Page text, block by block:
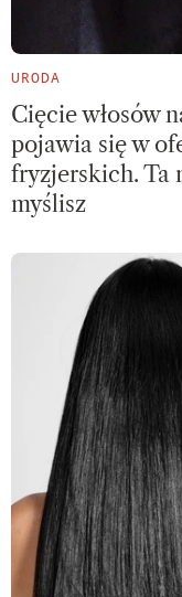
URODA
Cięcie włosów
pojawia się w
fryzjerskich. Ta
myślisz